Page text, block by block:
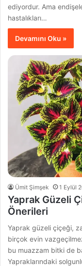
ediyordur. Ama
hastalıkları…
Devamını Oku »
Ümit Şimşek 1 Eylül
Yaprak Güzeli
Önerileri
Yaprak güzeli çiçeği,
birçok evin
bu muazzam bitki de
Yapraklarındaki